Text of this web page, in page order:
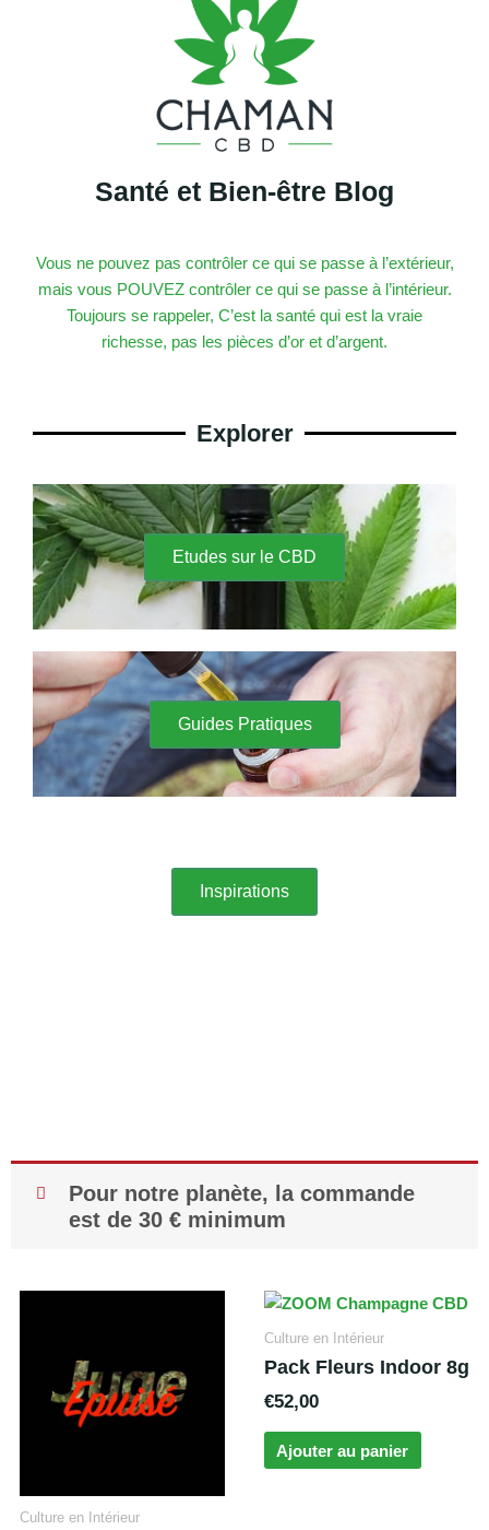
Santé et Bien-être Blog
Vous ne pouvez pas contrôler ce qui se passe à l’extérieur,
mais vous POUVEZ contrôler ce qui se passe à l’intérieur.
Toujours se rappeler, C’est la santé qui est la vraie
richesse, pas les pièces d’or et d’argent.
Explorer
Etudes sur le CBD
Guides Pratiques
Inspirations
Pour notre planète, la commande
est de 30 € minimum
Culture en Intérieur
Culture en Intérieur
Pack Fleurs Indoor 8g
€52,00
Ajouter au panier